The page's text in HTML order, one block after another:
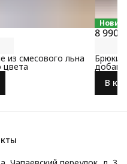
из смесового льна
цвета
8 990 ₽
Брюки
серого
В